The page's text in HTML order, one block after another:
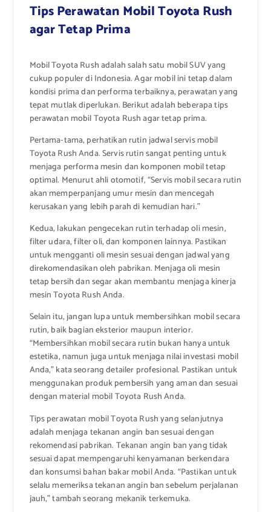
Tips Perawatan Mobil Toyota Rush
agar Tetap Prima
Mobil Toyota Rush adalah salah satu mobil SUV yang
cukup populer di Indonesia. Agar mobil ini tetap dalam
kondisi prima dan performa terbaiknya, perawatan yang
tepat mutlak diperlukan. Berikut adalah beberapa tips
perawatan mobil Toyota Rush agar tetap prima.
Pertama-tama, perhatikan rutin jadwal servis mobil
Toyota Rush Anda. Servis rutin sangat penting untuk
menjaga performa mesin dan komponen mobil tetap
optimal. Menurut ahli otomotif, “Servis mobil secara rutin
akan memperpanjang umur mesin dan mencegah
kerusakan yang lebih parah di kemudian hari.”
Kedua, lakukan pengecekan rutin terhadap oli mesin,
filter udara, filter oli, dan komponen lainnya. Pastikan
untuk mengganti oli mesin sesuai dengan jadwal yang
direkomendasikan oleh pabrikan. Menjaga oli mesin
tetap bersih dan segar akan membantu menjaga kinerja
mesin Toyota Rush Anda.
Selain itu, jangan lupa untuk membersihkan mobil secara
rutin, baik bagian eksterior maupun interior.
“Membersihkan mobil secara rutin bukan hanya untuk
estetika, namun juga untuk menjaga nilai investasi mobil
Anda,” kata seorang detailer profesional. Pastikan untuk
menggunakan produk pembersih yang aman dan sesuai
dengan material mobil Toyota Rush Anda.
Tips perawatan mobil Toyota Rush yang selanjutnya
adalah menjaga tekanan angin ban sesuai dengan
rekomendasi pabrikan. Tekanan angin ban yang tidak
sesuai dapat mempengaruhi kenyamanan berkendara
dan konsumsi bahan bakar mobil Anda. “Pastikan untuk
selalu memeriksa tekanan angin ban sebelum perjalanan
jauh,” tambah seorang mekanik terkemuka.